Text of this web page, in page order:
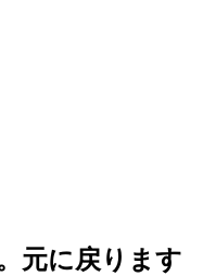
元に戻ります